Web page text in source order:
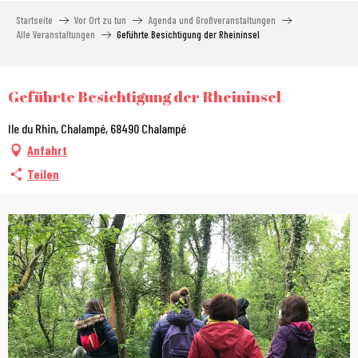
Startseite Vor Ort zu tun
Agenda und Großveranstaltungen
Alle Veranstaltungen
Geführte Besichtigung der Rheininsel
Geführte Besichtigung der Rheininsel
Ile du Rhin, Chalampé, 68490 Chalampé
Anfahrt
Teilen